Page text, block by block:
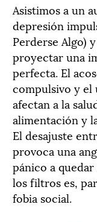
Asistimos a un
depresión
Perderse Algo)
proyectar una
perfecta. El
compulsivo y el
afectan a la
alimentación y
El desajuste
provoca una
pánico a
los filtros es,
fobia social.